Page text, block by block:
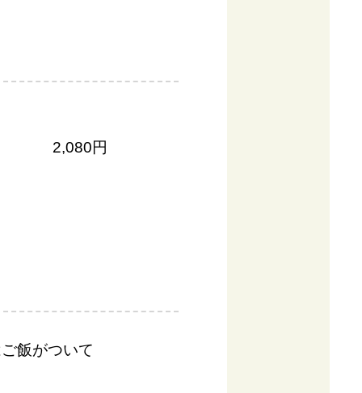
2,080円
飯がついて